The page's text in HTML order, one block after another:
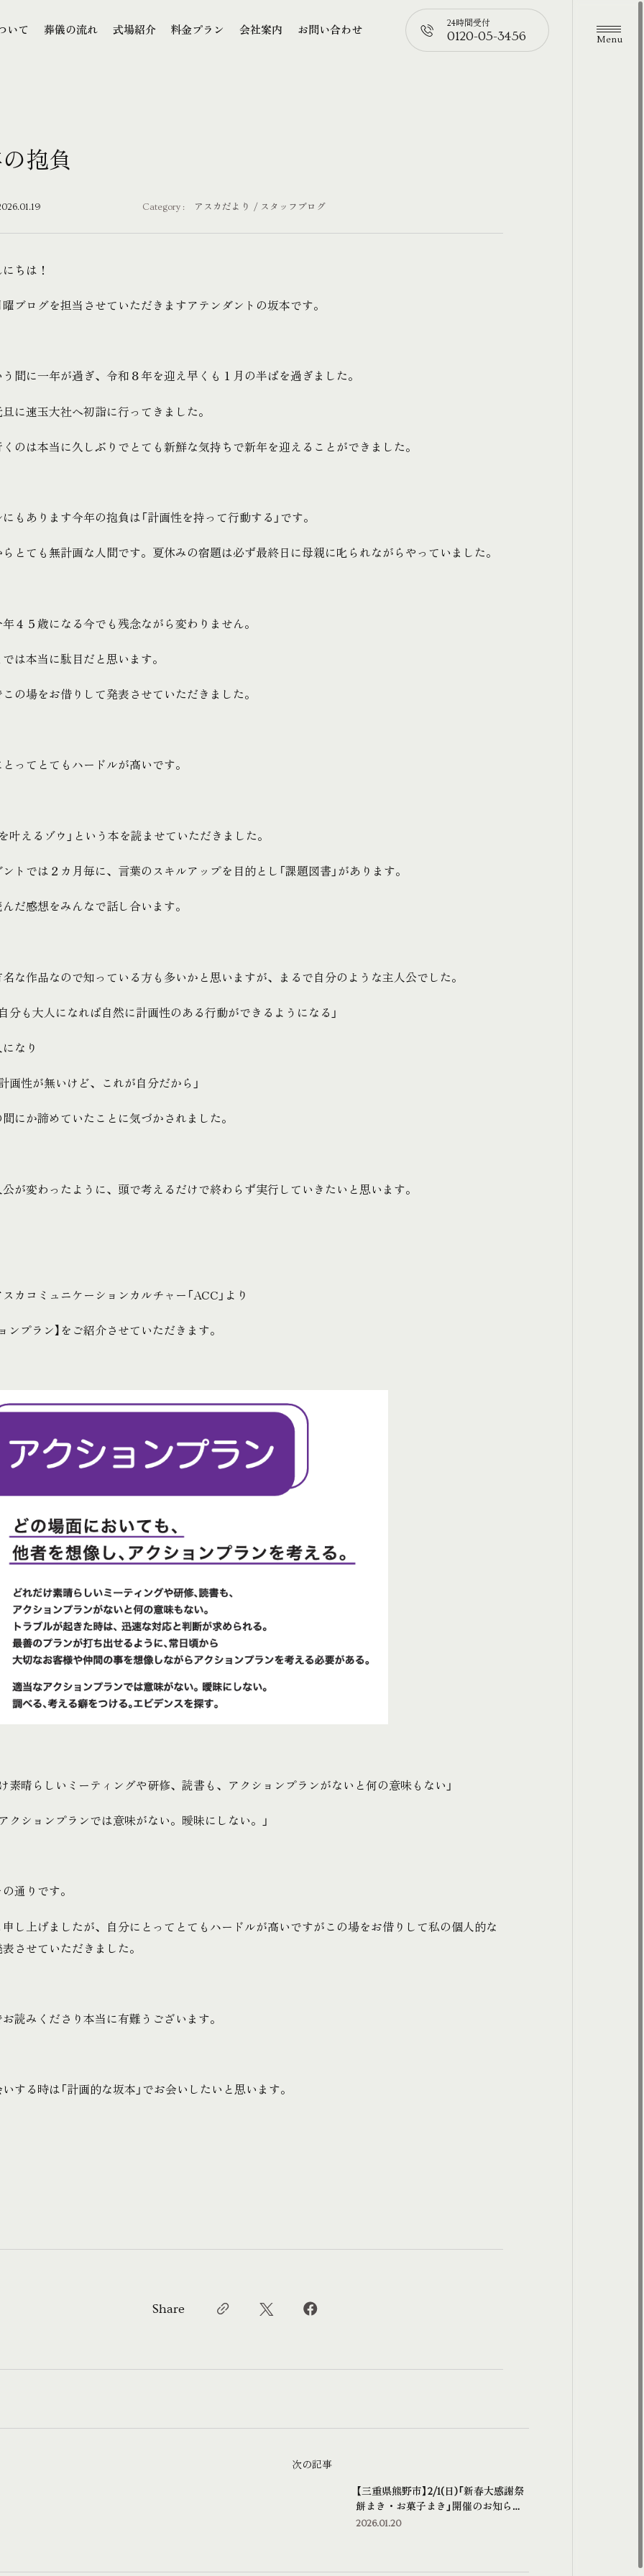
いて
葬儀の流れ
式場紹介
料金プラン
会社案内
お問い合わせ
📞
24時間受付
0120-05-3456 メニ
抱負
Category : アスカだより スタッフブログ
ちは！
ブログを担当させていただきますアテンダントの坂本です。
間に一年が過ぎ、令和８年を迎え早くも１月の半ばを過ぎました。
に速玉大社へ初詣に行ってきました。
のは本当に久しぶりでとても新鮮な気持ちで新年を迎えることができました。
もあります今年の抱負は「計画性を持って行動する」です。
とても無計画な人間です。夏休みの宿題は必ず最終日に母親に叱られながらやっていました。
４５歳になる今でも残念ながら変わりません。
は本当に駄目だと思います。
の場をお借りして発表させていただきました。
ってとてもハードルが高いです。
叶えるゾウ」という本を読ませていただきました。
トでは２カ月毎に、言葉のスキルアップを目的とし「課題図書」があります。
だ感想をみんなで話し合います。
名な作品なので知っている方も多いかと思いますが、まるで自分のような主人公でした。
分も大人になれば自然に計画性のある行動ができるようになる」
なり
画性が無いけど、これが自分だから」
間にか諦めていたことに気づかされました。
が変わったように、頭で考えるだけで終わらず実行していきたいと思います。
カコミュニケーションカルチャー「ACC」より
ンプラン】をご紹介させていただきます。
素晴らしいミーティングや研修、読書も、アクションプランがないと何の意味もない」
クションプランでは意味がない。曖昧にしない。」
通りです。
し上げましたが、自分にとってとてもハードルが高いですがこの場をお借りして私の個人的な
させていただきました。
読みくださり本当に有難うございます。
する時は「計画的な坂本」でお会いしたいと思います。
Share
次の記事
【三重県熊野市】2/1(日)「新春大感謝祭
餅まき・お菓子まき」開催のお知らせ
（メモリアルホール熊野）
2026.01.20